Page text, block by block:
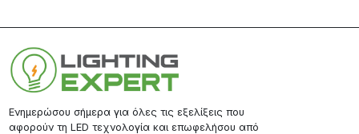
Ενημερώσου σήμερα για όλες τις εξελίξεις που
αφορούν τη LED τεχνολογία και επωφελήσου από